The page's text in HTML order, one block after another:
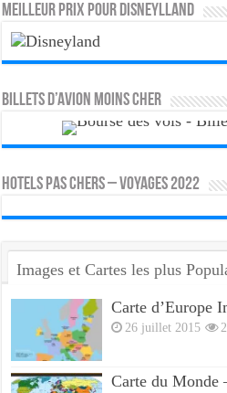
MEILLEUR PRIX POUR DISNEYLLAND
Billets d’avion moins cher
HOTELS PAS CHERS – VOYAGES 2022
Images et Cartes les plus
Carte d’Europe
26 juillet 2015
Carte du Monde